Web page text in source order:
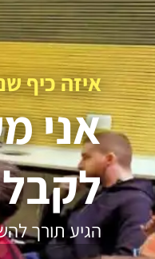
איזה כיף
אני
הגיע תורך